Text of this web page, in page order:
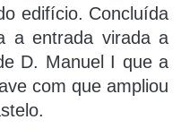
edifício. Concluída
a entrada virada a
D. Manuel I que a
com que ampliou